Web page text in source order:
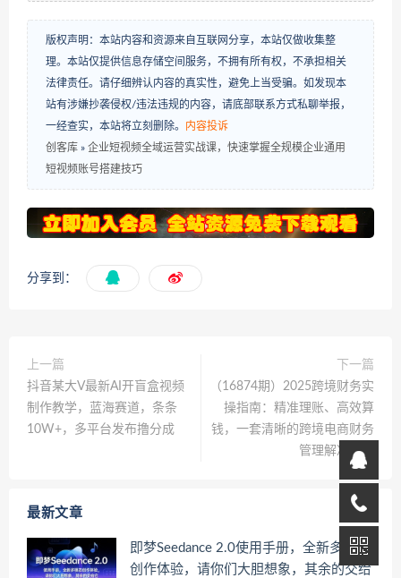
版权声明：本站内容和资源来自互联网分享，本站仅做收集整
理。本站仅提供信息存储空间服务，不拥有所有权，不承担相关
法律责任。请仔细辨认内容的真实性，避免上当受骗。如发现本
站有涉嫌抄袭侵权/违法违规的内容，请底部联系方式私聊举报，
一经查实，本站将立刻删除。 内容投诉
创客库 » 企业短视频全域运营实战课，快速掌握全规模企业通用
短视频账号搭建技巧
分享到：
上一篇
抖音某大V最新AI开盲盒视频
制作教学，蓝海赛道，条条
10W+，多平台发布撸分成
下一篇
（16874期）2025跨境财务实
操指南：精准理账、高效算
钱，一套清晰的跨境电商财务
管理解决方案
最新文章
即梦Seedance 2.0使用手册，全新多模态
创作体验，请你们大胆想象，其余的交给